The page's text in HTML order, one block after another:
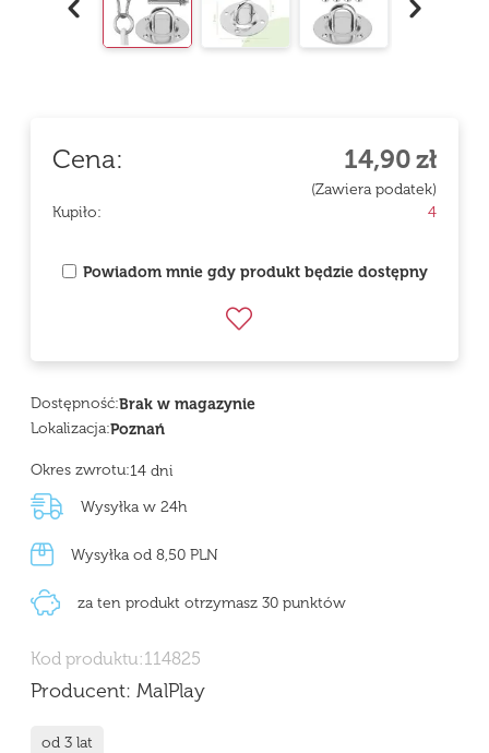
Cena: 14,90zł
(Zawiera podatek)
Kupiło:
4
Powiadom mnie gdy produkt będzie dostępny
Dostępność:Brak w magazynie
Lokalizacja:Poznań
Okres zwrotu:14 dni
za ten produkt otrzymasz 30 punktów
Wysyłka w 24h
Wysyłka od 8,50 PLN
Kod produktu:114825
Producent: MalPlay
od 3 lat